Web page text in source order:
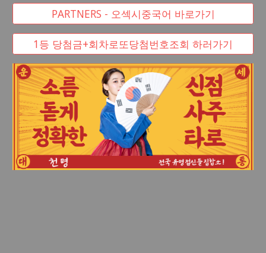
PARTNERS - 오섹시중국어 바로가기
1등 당첨금+회차로또당첨번호조회 하러가기